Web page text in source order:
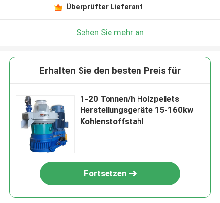
Überprüfter Lieferant
Sehen Sie mehr an
Erhalten Sie den besten Preis für
1-20 Tonnen/h Holzpellets
Herstellungsgeräte 15-160kw
Kohlenstoffstahl
Fortsetzen